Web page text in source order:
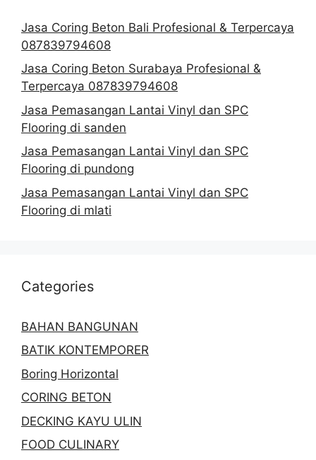
Jasa Coring Beton Bali Profesional & Terpercaya
087839794608
Jasa Coring Beton Surabaya Profesional &
Terpercaya 087839794608
Jasa Pemasangan Lantai Vinyl dan SPC
Flooring di sanden
Jasa Pemasangan Lantai Vinyl dan SPC
Flooring di pundong
Jasa Pemasangan Lantai Vinyl dan SPC
Flooring di mlati
Categories
BAHAN BANGUNAN
BATIK KONTEMPORER
Boring Horizontal
CORING BETON
DECKING KAYU ULIN
FOOD CULINARY